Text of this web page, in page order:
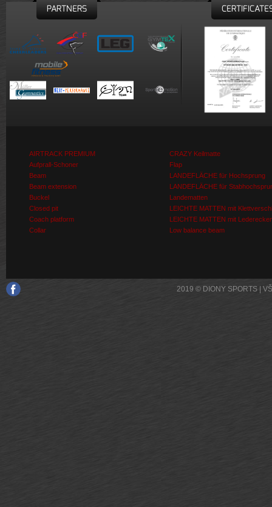
PARTNERS
AIRTRACK PREMIUM
Aufprall-Schoner
Beam
Beam extension
Buckel
Closed pit
Coach platform
Collar
CRAZY Keilmatte
Flap
LANDEFLÄCHE für Hochsprung
LANDEFLÄCHE für
Landematten
LEICHTE MATTEN mit
LEICHTE MATTEN mit
Low balance beam
2019 © DIONY SPORTS |